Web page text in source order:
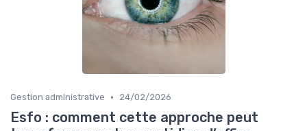
Gestion administrative • 24/02/2026
Esfo : comment cette approche peut